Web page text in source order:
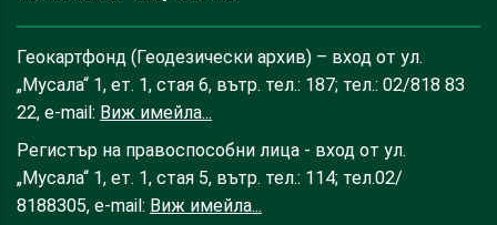
Геокартфонд (Геодезически архив) – вход от ул.
„Мусала“ 1, ет. 1, стая 6, вътр. тел.: 187; тел.: 02/818 83
22, e-mail: Виж имейла...
Регистър на правоспособни лица - вход от ул.
„Мусала“ 1, ет. 1, стая 5, вътр. тел.: 114; тел.02/
8188305, e-mail: Виж имейла...